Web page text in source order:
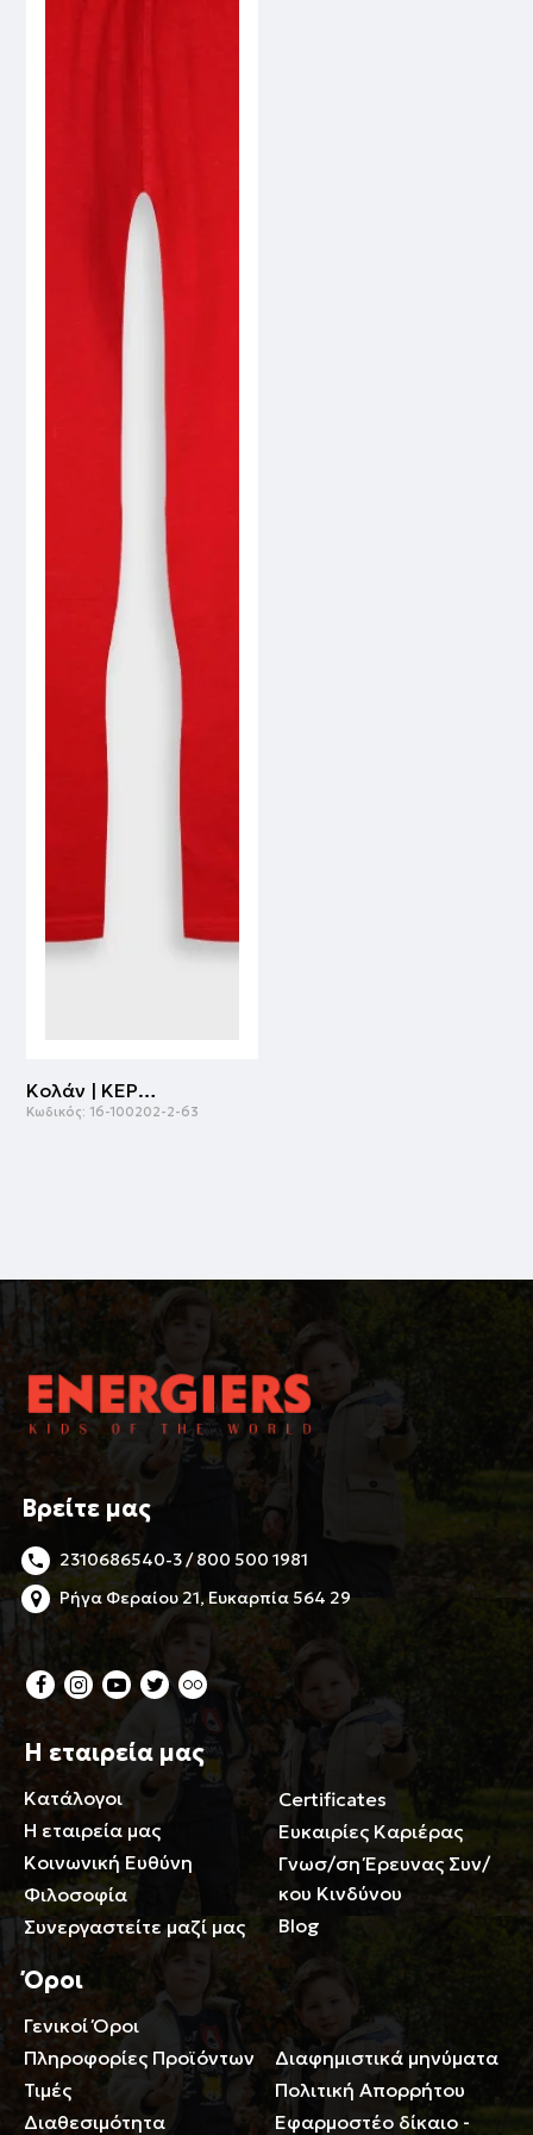
Κολάν | ΚΕΡΑΣΣΙ
Κωδικός: 16-100202-2-63
Βρείτε μας
2310686540-3 / 800 500 1981
Ρήγα Φεραίου 21, Ευκαρπία 564 29
Η εταιρεία μας
Κατάλογοι
Η εταιρεία μας
Κοινωνική Ευθύνη
Φιλοσοφία
Συνεργαστείτε μαζί μας
Certificates
Ευκαιρίες Καριέρας
Γνωσ/ση Έρευνας Συν/
κου Κινδύνου
Blog
Όροι
Γενικοί Όροι
Πληροφορίες Προϊόντων
Τιμές
Διαθεσιμότητα
Περιορισμοί ευθύνης
Διαφημιστικά μηνύματα
Πολιτική Απορρήτου
Εφαρμοστέο δίκαιο -